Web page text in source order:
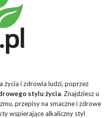
życia i zdrowia ludzi, poprzez
stylu życia. Znajdziesz u
przepisy na smaczne i zdrowe
wspierające alkaliczny styl